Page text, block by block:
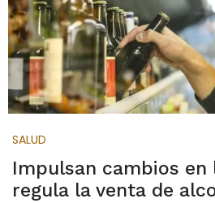
SALUD
Impulsan cambios en
regula la venta de